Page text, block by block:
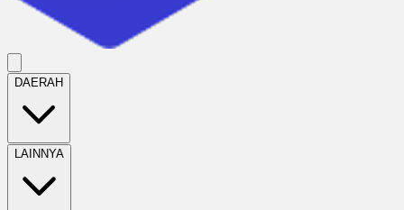
DAERAH
LAINNYA